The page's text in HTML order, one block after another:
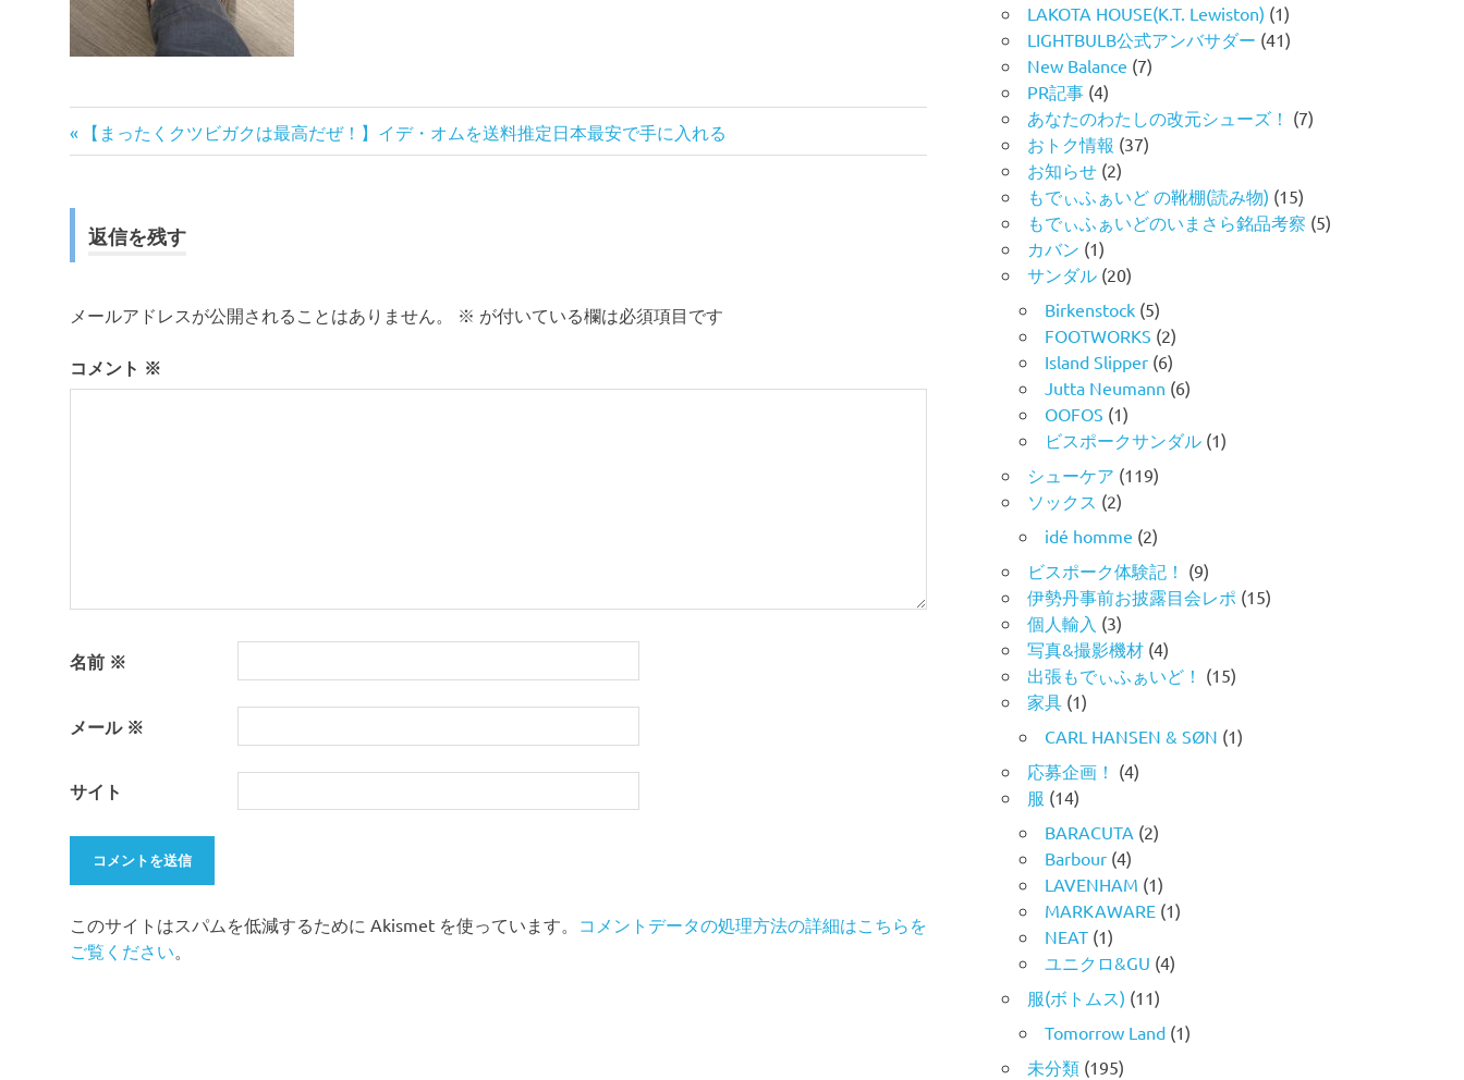
投
ナ
ゲ
ー
前
の
【まったくクツビガクは最高だぜ！】イデ・オムを送料推定日本最安で手に入れる
返信を残す
メールアドレスが公開されることはありません。 ※ が付いている欄は必須項目です
コメント ※
名前 ※
メール ※
サイト
このサイトはスパムを低減するために Akismet を使っています。 コメントデータの処理方法の詳細はこちらを
ご覧ください。
LAKOTA HOUSE(K.T. Lewiston) (1)
LIGHTBULB公式アンバサダー (41)
New Balance (7)
PR記事 (4)
あなたのわたしの改元シューズ！ (7)
おトク情報 (37)
お知らせ (2)
もでぃふぁいど の靴棚(読み物) (15)
もでぃふぁいどのいまさら銘品考察 (5)
カバン (1)
サンダル (20)
Birkenstock (5)
FOOTWORKS (2)
Island Slipper (6)
Jutta Neumann (6)
OOFOS (1)
ビスポークサンダル (1)
シューケア (119)
ソックス (2)
idé homme (2)
ビスポーク体験記！ (9)
伊勢丹事前お披露目会レポ (15)
個人輸入 (3)
写真&撮影機材 (4)
出張もでぃふぁいど！ (15)
家具 (1)
CARL HANSEN & SØN (1)
応募企画！ (4)
服 (14)
BARACUTA (2)
Barbour (4)
LAVENHAM (1)
MARKAWARE (1)
NEAT (1)
ユニクロ&GU (4)
服(ボトムス) (11)
Tomorrow Land (1)
未分類 (195)